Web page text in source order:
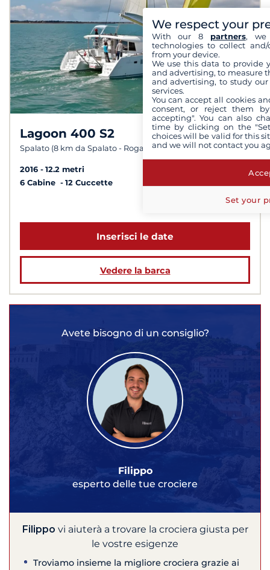
Lagoon 400 S2
Spalato (8 km da Spalato - Rogac)
8,9 /10
2016
12.2 metri
6 Cabine
12 Cuccette
a partire da 3 000 €
Inserisci le date
Vedere la barca
Avete bisogno di un consiglio?
Filippo
esperto delle tue crociere
Filippo vi aiuterà a trovare la crociera giusta per
le vostre esigenze
Troviamo insieme la migliore crociera grazie ai
We respect your
With our 8 partners, we
technologies to collect
from your device.
We use this data to provide
and advertising, to measure
and advertising, to study
services.
You can accept all cookies
consent, or reject them
accepting". You can also
time by clicking on the
choices will be valid for this
and we will not contact you
Set your